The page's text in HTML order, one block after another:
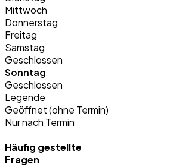
Mittwoch
Donnerstag
Freitag
Samstag
Geschlossen
Sonntag
Geschlossen
Legende
Geöffnet (ohne Termin)
Nur nach Termin
Häufig gestellte
Fragen